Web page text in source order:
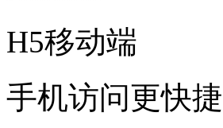
H5移动端
手机访问更快捷